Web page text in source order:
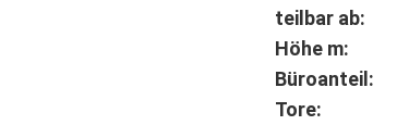
teilbar ab:
Höhe m:
Büroanteil:
Tore: